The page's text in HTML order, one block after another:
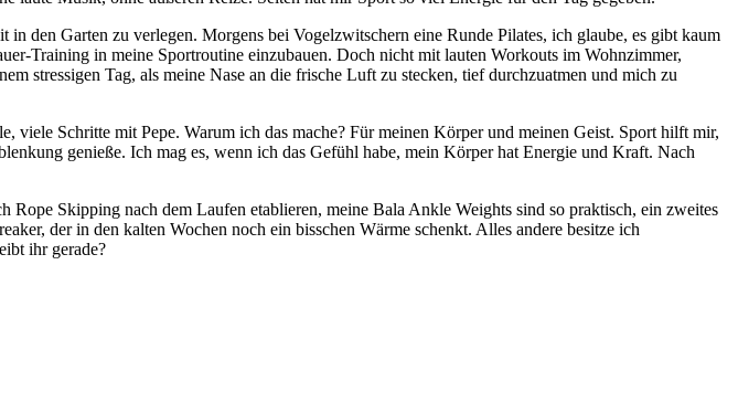
den Garten zu verlegen. Morgens bei Vogelzwitschern eine Runde Pilates, ich glaube, es gibt kaum
Training in meine Sportroutine einzubauen. Doch nicht mit lauten Workouts im Wohnzimmer,
stressigen Tag, als meine Nase an die frische Luft zu stecken, tief durchzuatmen und mich zu
viele Schritte mit Pepe. Warum ich das mache? Für meinen Körper und meinen Geist. Sport hilft mir,
genieße. Ich mag es, wenn ich das Gefühl habe, mein Körper hat Energie und Kraft. Nach
Skipping nach dem Laufen etablieren, meine Bala Ankle Weights sind so praktisch, ein zweites
der in den kalten Wochen noch ein bisschen Wärme schenkt. Alles andere besitze ich
ihr gerade?